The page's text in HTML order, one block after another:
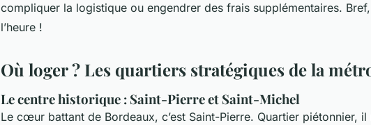
compliquer la logistique ou engendrer des frais supplémentaires.
l’heure !
Où loger ? Les quartiers stratégiques de la
Le centre historique : Saint-Pierre et Saint-Michel
Le cœur battant de Bordeaux, c’est Saint-Pierre. Quartier piétonnier,